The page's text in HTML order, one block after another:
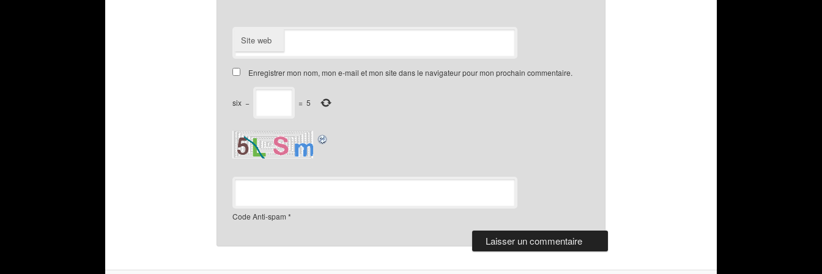
Site web
Enregistrer mon nom, mon e-mail et mon site dans le navigateur pour mon prochain commentaire.
six − = 5
Code Anti-spam *